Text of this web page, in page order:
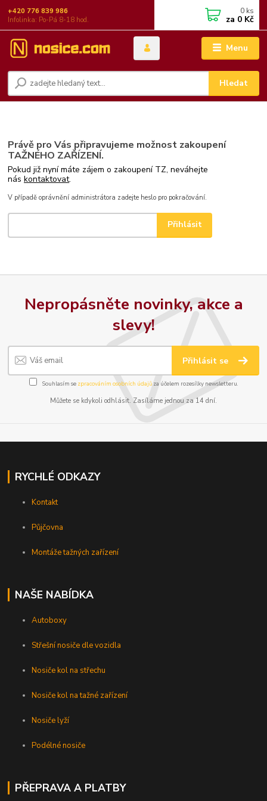
Menu
Hledat
+420 776 839 986
Infolinka: Po-Pá 8-18 hod.
0 ks
za 0 Kč
Právě pro Vás připravujeme možnost zakoupení
TAŽNÉHO ZAŘÍZENÍ.
Pokud již nyní máte zájem o zakoupení TZ, neváhejte
náskontaktovat.
V případě oprávnění administrátora zadejte heslo pro pokračování.
Nepropásněte novinky, akce a
slevy!
Přihlásit se
Souhlasím se zpracováním osobních údajůza účelem rozesílky newsletteru.
Můžete se kdykoli odhlásit. Zasíláme jednou za 14 dní.
RYCHLÉ ODKAZY
Kontakt
Půjčovna
Montáže tažných zařízení
NAŠE NABÍDKA
Autoboxy
Střešní nosiče dle vozidla
Nosiče kol na střechu
Nosiče kol na tažné zařízení
Nosiče lyží
Podélné nosiče
PŘEPRAVA A PLATBY